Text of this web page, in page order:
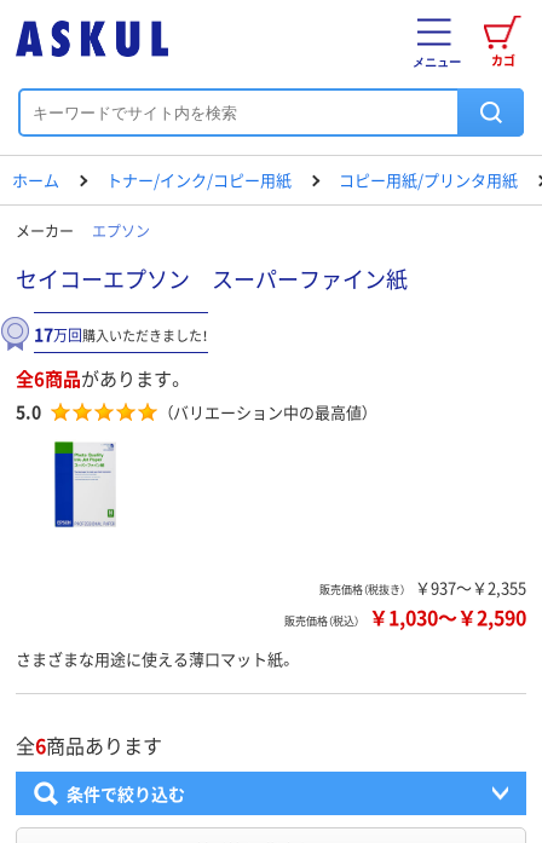
カゴ
メニュー
ホーム トナー/インク/コピー用紙 コピー用紙/プリンタ用紙
メーカー エプソン
セイコーエプソン スーパーファイン紙
17万回購入いただきました！
全6商品があります。
5.0 （バリエーション中の最高値）
販売価格（税抜き） ￥937～￥2,355
販売価格（税込） ￥1,030～￥2,590
さまざまな用途に使える薄口マット紙。
全6商品あります
条件で絞り込む